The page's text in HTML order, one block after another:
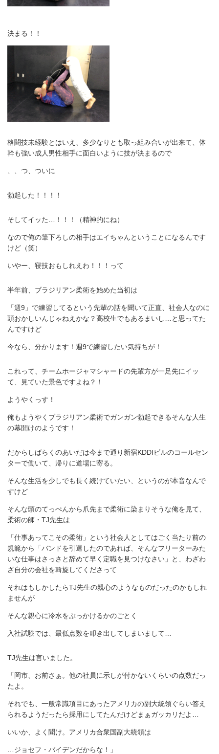
決まる！！
格闘技未経験とはいえ、多少なりとも取っ組み合いが出来て、体
幹も強い成人男性相手に面白いように技が決まるので
、、つ、ついに
勃起した！！！！
そしてイッた…！！！（精神的にね）
なので俺の筆下ろしの相手はエイちゃんということになるんです
けど（笑）
いやー、寝技おもしれえわ！！！って
半年前、ブラジリアン柔術を始めた当初は
「週9」で練習してるという先輩の話を聞いて正直、社会人なのに
頭おかしいんじゃねえかな？高校生でもあるまいし…と思ってた
んですけど
今なら、分かります！週9で練習したい気持ちが！
これって、チームホージャマシャードの先輩方が一足先にイッ
て、見ていた景色ですよね？！
ようやくっす！
俺もようやくブラジリアン柔術でガンガン勃起できるそんな人生
の幕開けのようです！
だからしばらくのあいだは今まで通り新宿KDDIビルのコールセン
ターで働いて、帰りに道場に寄る。
そんな生活を少しでも長く続けていたい、というのが本音なんで
すけど
そんな頭のてっぺんから爪先まで柔術に染まりそうな俺を見て、
柔術の師・TJ先生は
「仕事あってこその柔術」という社会人としてはごく当たり前の
規範から「バンドを引退したのであれば、そんなフリーターみた
いな仕事はさっさと辞めて早く定職を見つけなさい」と、わざわ
ざ自分の会社を斡旋してくださって
それはもしかしたらTJ先生の親心のようなものだったのかもしれ
ませんが
そんな親心に冷水をぶっかけるかのごとく
入社試験では、最低点数を叩き出してしまいまして…
TJ先生は言いました。
「岡市、お前さぁ。他の社員に示しが付かないくらいの点数だっ
たよ。
それでも、一般常識項目にあったアメリカの副大統領ぐらい答え
られるようだったら採用にしてたんだけどまぁガッカリだよ…
いいか、よく聞け。アメリカ合衆国副大統領は
…ジョセフ・バイデンだからな！」